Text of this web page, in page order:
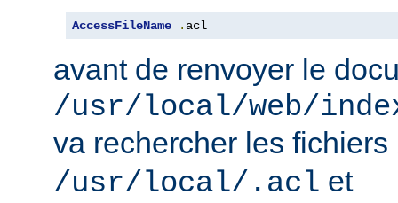
AccessFileName . acl
avant de renvoyer le
/usr/local/web/
va rechercher les fichiers
/usr/local/.acl et